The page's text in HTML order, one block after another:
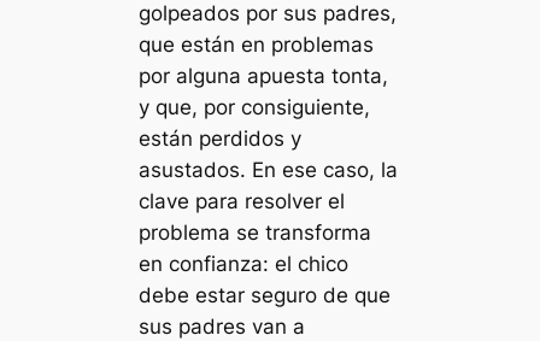
golpeados por sus padres,
que están en problemas
por alguna apuesta tonta,
y que, por consiguiente,
están perdidos y
asustados. En ese caso, la
clave para resolver el
problema se transforma
en confianza: el chico
debe estar seguro de que
sus padres van a